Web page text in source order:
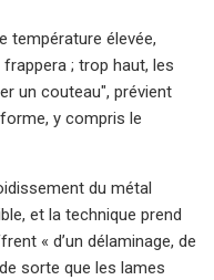
température élevée,
; trop haut, les
un couteau", prévient
y compris le
du métal
et la technique prend
« d’un délaminage, de
sorte que les lames